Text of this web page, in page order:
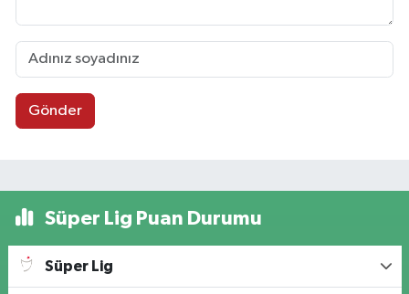
Gönder
Süper Lig Puan Durumu
Süper Lig